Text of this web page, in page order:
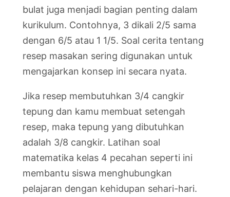
bulat juga menjadi bagian penting dalam
kurikulum. Contohnya, 3 dikali 2/5 sama
dengan 6/5 atau 1 1/5. Soal cerita tentang
resep masakan sering digunakan untuk
mengajarkan konsep ini secara nyata.
Jika resep membutuhkan 3/4 cangkir
tepung dan kamu membuat setengah
resep, maka tepung yang dibutuhkan
adalah 3/8 cangkir. Latihan soal
matematika kelas 4 pecahan seperti ini
membantu siswa menghubungkan
pelajaran dengan kehidupan sehari-hari.